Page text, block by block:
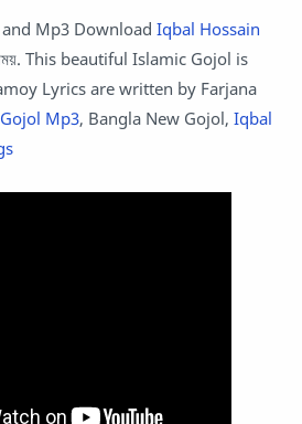
Mp3 Download Iqbal Hossain
This beautiful Islamic Gojol is
Lyrics are written by Farjana
Mp3, Bangla New Gojol, Iqbal